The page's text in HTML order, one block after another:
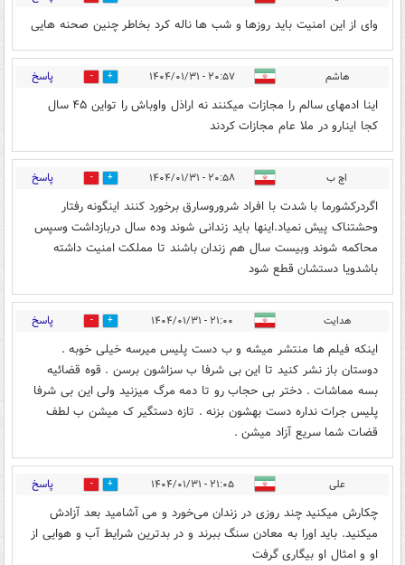
وای از این امنیت باید روزها و شب ها ناله کرد بخاطر چنین صحنه هایی
هاشم ۲۰:۵۷ - ۱۴۰۴/۰۱/۳۱ 3 پاسخ
اینا ادمهای سالم را مجازات میکنند نه اراذل واوباش را تواین ۴۵ سال
کجا اینارو در ملا عام مجازات کردند
اچ ب ۲۰:۵۸ - ۱۴۰۴/۰۱/۳۱ 1 پاسخ
اگردرکشورما با شدت با افراد شروروسارق برخورد کنند اینگونه رفتار
وحشتناک پیش نمیاد.اینها باید زندانی شوند وده سال دربازداشت وسپس
محاکمه شوند وبیست سال هم زندان باشند تا مملکت امنیت داشته
باشدویا دستشان قطع شود
هدایت ۲۱:۰۰ - ۱۴۰۴/۰۱/۳۱ 2 پاسخ
اینکه فیلم ها منتشر میشه و ب دست پلیس میرسه خیلی خوبه .
دوستان باز نشر کنید تا این بی شرفا ب سزاشون برسن . قوه قضائیه
بسه مماشات . دختر بی حجاب رو تا دمه مرگ میزنید ولی این بی شرفا
پلیس جرات نداره دست بهشون بزنه . تازه دستگیر ک میشن ب لطف
قضات شما سریع آزاد میشن .
علی ۲۱:۰۵ - ۱۴۰۴/۰۱/۳۱ 1 پاسخ
چکارش میکنید چند روزی در زندان می‌خورد و می آشامید بعد آزادش
میکنید. باید اورا به معادن سنگ ببرند و در بدترین شرایط آب و هوایی از
او و امثال او بیگاری گرفت